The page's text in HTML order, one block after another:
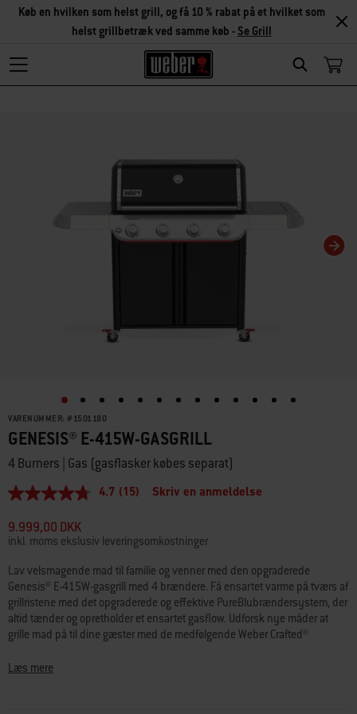
Search
Køb en hvilken som helst grill, og få 10 % rabat på et hvilket som
helst grillbetræk ved samme køb - Se Grill
VARENUMMER: # 1501180
GENESIS® E-415W-GASGRILL
4 Burners | Gas (gasflasker købes separat)
4.7
af
5
stjerner,
gennemsnitlig
bedømmelsesværdi.
Read
15
Reviews.
Samme
sidelink.
4.7 (15) Skriv en anmeldelse
9.999,00 DKK
inkl. moms ekslusiv leveringsomkostninger
Lav velsmagende mad til familie og venner med den opgraderede
Genesis® E-415W-gasgrill med 4 brændere. Få ensartet varme på tværs af
grillristene med det opgraderede og effektive PureBlubrændersystem, der
altid tænder og opretholder et ensartet gasflow. Udforsk nye måder at
grille mad på til dine gæster med de medfølgende Weber Crafted®
(sælges separat), f.eks. stegerist, pizzasten, stegeplade og meget mere.
Læs mere